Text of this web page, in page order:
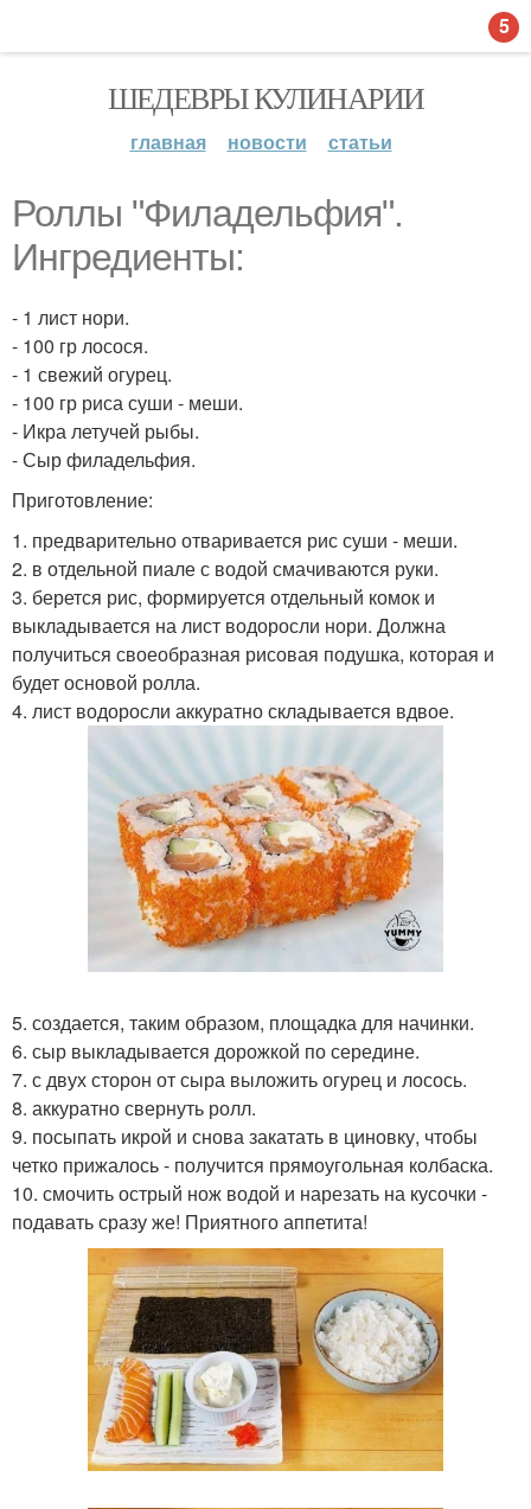
ШЕДЕВРЫ КУЛИНАРИИ
главная новости статьи
Роллы "Филадельфия".
Ингредиенты:
- 1 лист нори.
- 100 гр лосося.
- 1 свежий огурец.
- 100 гр риса суши - меши.
- Икра летучей рыбы.
- Сыр филадельфия.
Приготовление:
1. предварительно отваривается рис суши - меши.
2. в отдельной пиале с водой смачиваются руки.
3. берется рис, формируется отдельный комок и
выкладывается на лист водоросли нори. Должна
получиться своеобразная рисовая подушка, которая и
будет основой ролла.
4. лист водоросли аккуратно складывается вдвое.
5. создается, таким образом, площадка для начинки.
6. сыр выкладывается дорожкой по середине.
7. с двух сторон от сыра выложить огурец и лосось.
8. аккуратно свернуть ролл.
9. посыпать икрой и снова закатать в циновку, чтобы
четко прижалось - получится прямоугольная колбаска.
10. смочить острый нож водой и нарезать на кусочки -
подавать сразу же! Приятного аппетита!
5